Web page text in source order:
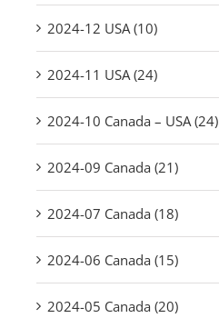
2024-12 USA (10)
2024-11 USA (24)
2024-10 Canada – USA (24)
2024-09 Canada (21)
2024-07 Canada (18)
2024-06 Canada (15)
2024-05 Canada (20)